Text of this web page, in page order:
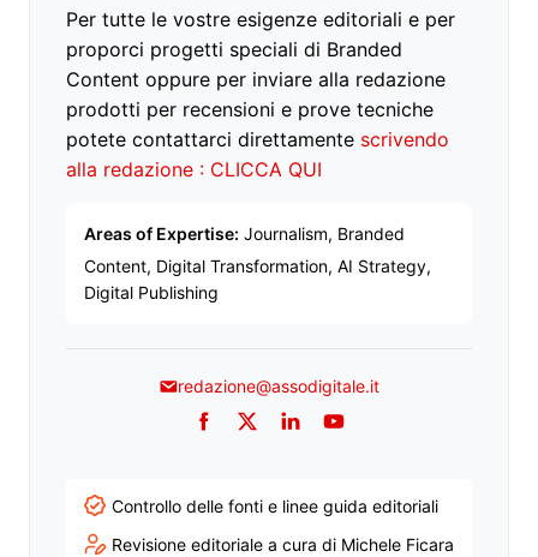
Per tutte le vostre esigenze editoriali e per
proporci progetti speciali di Branded
Content oppure per inviare alla redazione
prodotti per recensioni e prove tecniche
potete contattarci direttamente scrivendo
alla redazione : CLICCA QUI
Areas of Expertise: Journalism, Branded
Content, Digital Transformation, AI Strategy,
Digital Publishing
redazione@assodigitale.it
Facebook
TwitterLinkedInYouTube
Controllo delle fonti e linee guida editoriali
Revisione editoriale a cura di Michele Ficara